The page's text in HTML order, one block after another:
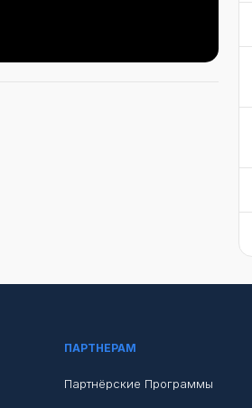
ПАРТНЕРАМ
Партнёрские Программы